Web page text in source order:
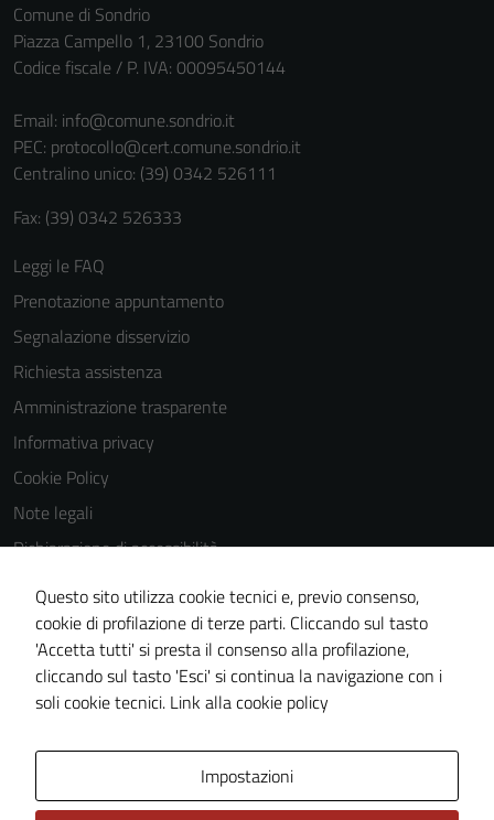
Comune di Sondrio
Piazza Campello 1, 23100 Sondrio
Codice fiscale / P. IVA: 00095450144
Email: info@comune.sondrio.it
PEC: protocollo@cert.comune.sondrio.it
Centralino unico: (39) 0342 526111
Fax: (39) 0342 526333
Leggi le FAQ
Prenotazione appuntamento
Segnalazione disservizio
Richiesta assistenza
Amministrazione trasparente
Informativa privacy
Cookie Policy
Note legali
Dichiarazione di accessibilità
Dichiarazione di accessibilità Servizi
Whistleblowing
Piano di miglioramento del sito
Area riservata
Questo sito utilizza cookie tecnici e, previo consenso,
cookie di profilazione di terze parti. Cliccando sul tasto
'Accetta tutti' si presta il consenso alla profilazione,
cliccando sul tasto 'Esci' si continua la navigazione con i
soli cookie tecnici. Link alla cookie policy
Impostazioni